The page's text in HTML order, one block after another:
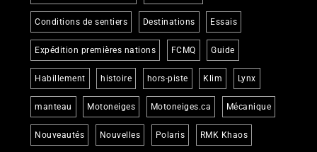
Conditions de sentiers Destinations Essais
Expédition premières nations FCMQ Guide
Habillement histoire hors-piste Klim Lynx
manteau Motoneiges Motoneiges.ca Mécanique
Nouveautés Nouvelles Polaris RMK Khaos